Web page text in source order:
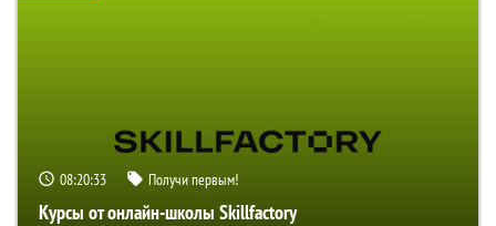
08:20:32 Получи первым!
Курсы от онлайн-школы Skillfactory